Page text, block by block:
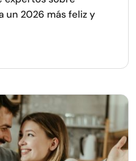
un 2026 más feliz y